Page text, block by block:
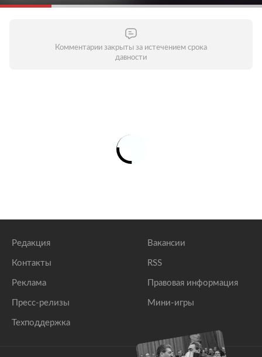
Комментарии закрыты за истечением срока
давности
Редакция
Контакты
Реклама
Пресс-релизы
Техподдержка
Вакансии
RSS
Правовая информация
Мини-игры